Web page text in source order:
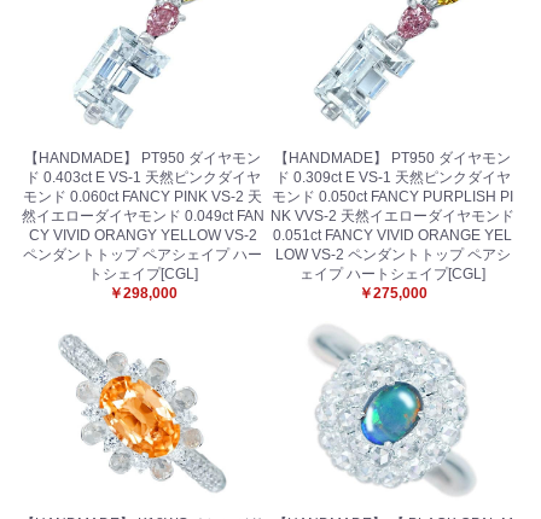
【HANDMADE】 PT950 ダイヤモン
ド 0.403ct E VS-1 天然ピンクダイヤ
モンド 0.060ct FANCY PINK VS-2 天
然イエローダイヤモンド 0.049ct FAN
CY VIVID ORANGY YELLOW VS-2
ペンダントトップ ペアシェイプ ハー
トシェイプ[CGL]
￥298,000
【HANDMADE】 PT950 ダイヤモン
ド 0.309ct E VS-1 天然ピンクダイヤ
モンド 0.050ct FANCY PURPLISH PI
NK VVS-2 天然イエローダイヤモンド
0.051ct FANCY VIVID ORANGE YEL
LOW VS-2 ペンダントトップ ペアシ
ェイプ ハートシェイプ[CGL]
￥275,000